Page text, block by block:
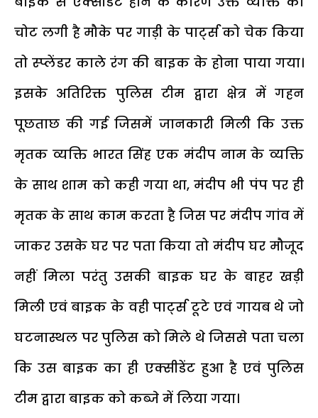
चोट लगी है मौके पर गाड़ी के पार्ट्स को चेक किया
तो स्प्लेंडर काले रंग की बाइक के होना पाया गया।
इसके अतिरिक्त पुलिस टीम द्वारा क्षेत्र में गहन
पूछताछ की गई जिसमें जानकारी मिली कि उक्त
मृतक व्यक्ति भारत सिंह एक मंदीप नाम के व्यक्ति
के साथ शाम को कही गया था, मंदीप भी पंप पर ही
मृतक के साथ काम करता है जिस पर मंदीप गांव में
जाकर उसके घर पर पता किया तो मंदीप घर मौजूद
नहीं मिला परंतु उसकी बाइक घर के बाहर खड़ी
मिली एवं बाइक के वही पार्ट्स टूटे एवं गायब थे जो
घटनास्थल पर पुलिस को मिले थे जिससे पता चला
कि उस बाइक का ही एक्सीडेंट हुआ है एवं पुलिस
टीम द्वारा बाइक को कब्जे में लिया गया।